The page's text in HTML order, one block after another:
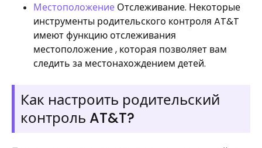
Местоположение Отслеживание. Некоторые
инструменты родительского контроля AT&T
имеют функцию отслеживания
местоположение , которая позволяет вам
следить за местонахождением детей.
Как настроить родительский
контроль AT&T?